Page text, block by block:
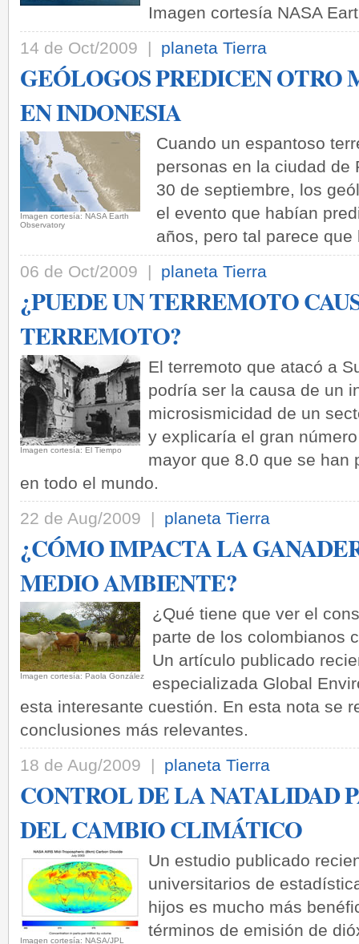
Imagen cortesía NASA
14 de Oct/2009 | planeta Tierra
GEÓLOGOS PREDICEN OTRO
EN INDONESIA
­Imagen cortesía: NASA Earth
Observatory
Cuando un espantoso
personas en la ciudad de
30 de septiembre, los
el evento que habían
años, pero tal parece
06 de Oct/2009 | planeta Tierra
¿PUEDE UN TERREMOTO
TERREMOTO?
­Imagen cortesía: El Tiempo
El terremoto que atacó a
podría ser la causa de un
microsismicidad de un
y explicaría el gran
mayor que 8.0 que se han
en todo el mundo.
22 de Aug/2009 | planeta Tierra
¿CÓMO IMPACTA LA
MEDIO AMBIENTE?
­Imagen cortesía: Paola González
¿Qué tiene que ver el
parte de los colombianos
Un artículo publicado
especializada Global
esta interesante cuestión. En esta nota se
conclusiones más relevantes.
18 de Aug/2009 | planeta Tierra
CONTROL DE LA NATALIDAD
DEL CAMBIO CLIMÁTICO
­Imagen cortesía: NASA/JPL
Un estudio publicado
universitarios de
hijos es mucho más
términos de emisión de